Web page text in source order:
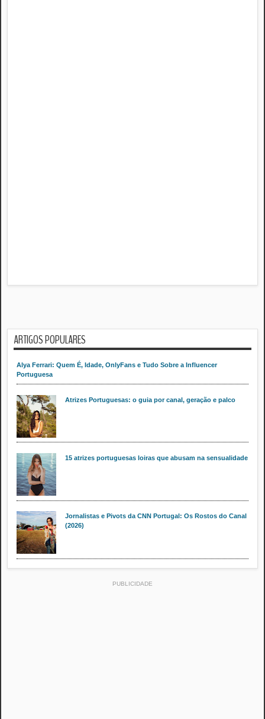
ARTIGOS POPULARES
Alya Ferrari: Quem É, Idade, OnlyFans e Tudo Sobre a Influencer
Portuguesa
Atrizes Portuguesas: o guia por canal, geração e palco
15 atrizes portuguesas loiras que abusam na sensualidade
Jornalistas e Pivots da CNN Portugal: Os Rostos do Canal
(2026)
PUBLICIDADE